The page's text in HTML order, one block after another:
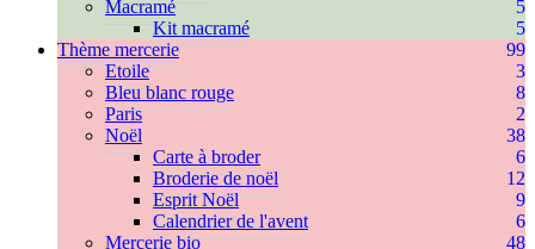
Macramé
5
Kit macramé
5
Thème mercerie
99
Etoile
3
Bleu blanc rouge
8
Paris
2
Noël
38
Carte à broder
6
Broderie de noël
12
Esprit Noël
9
Calendrier de l'avent
6
Mercerie bio
48